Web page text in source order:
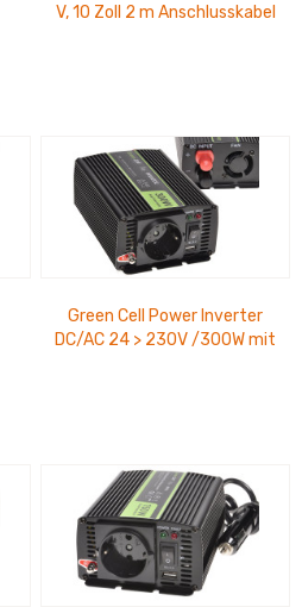
V, 10 Zoll 2 m Anschlusskabel
Green Cell Power Inverter
DC/AC 24 > 230V /300W mit